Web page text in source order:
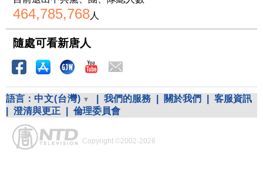
464,785,768人
隨處可看新唐人
語言： 中文(台灣) 我們的服務 關於我們
客服資訊
澄清與更正 倫理委員會
Copyright ©2002-2026